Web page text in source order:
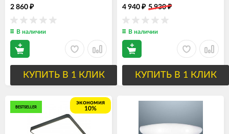
2 860 ₽
В наличии
КУПИТЬ В 1 КЛИК
9W, 3000K
4 940 ₽ 5 930₽
В наличии
КУПИТЬ В 1 КЛИК
BESTSELLER
экономия
10%